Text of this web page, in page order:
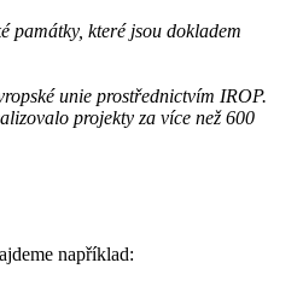
památky, které jsou dokladem
unie prostřednictvím IROP.
projekty za více než 600
například: